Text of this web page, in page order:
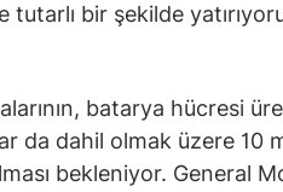
bir şekilde
batarya hücresi
da dahil olmak üzere 10
bekleniyor. General